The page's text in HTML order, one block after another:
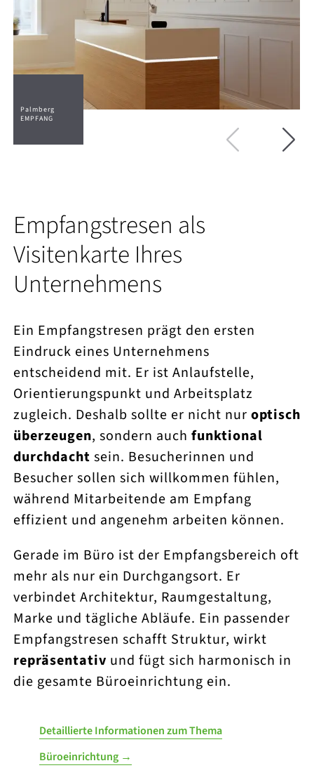
Palmberg
EMPFANG
Empfangstresen als
Visitenkarte Ihres
Unternehmens
Ein Empfangstresen prägt den ersten
Eindruck eines Unternehmens
entscheidend mit. Er ist Anlaufstelle,
Orientierungspunkt und Arbeitsplatz
zugleich. Deshalb sollte er nicht nur optisch
überzeugen, sondern auch funktional
durchdacht sein. Besucherinnen und
Besucher sollen sich willkommen fühlen,
während Mitarbeitende am Empfang
effizient und angenehm arbeiten können.
Gerade im Büro ist der Empfangsbereich oft
mehr als nur ein Durchgangsort. Er
verbindet Architektur, Raumgestaltung,
Marke und tägliche Abläufe. Ein passender
Empfangstresen schafft Struktur, wirkt
repräsentativ und fügt sich harmonisch in
die gesamte Büroeinrichtung ein.
Detaillierte Informationen zum Thema
Büroeinrichtung →